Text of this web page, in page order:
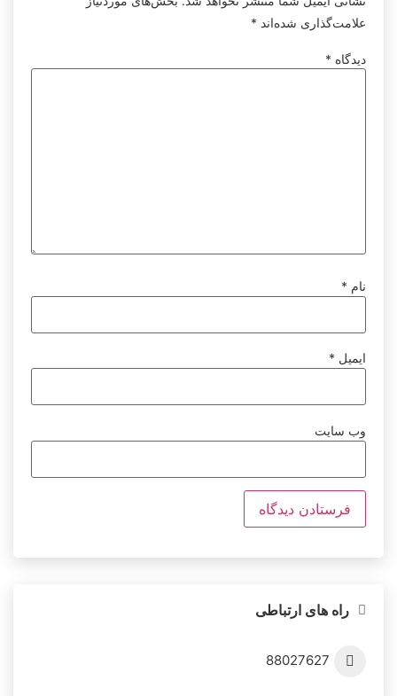
علامت‌گذاری شده‌اند *
دیدگاه *
نام *
ایمیل *
وب‌ سایت
راه های ارتباطی
88027627